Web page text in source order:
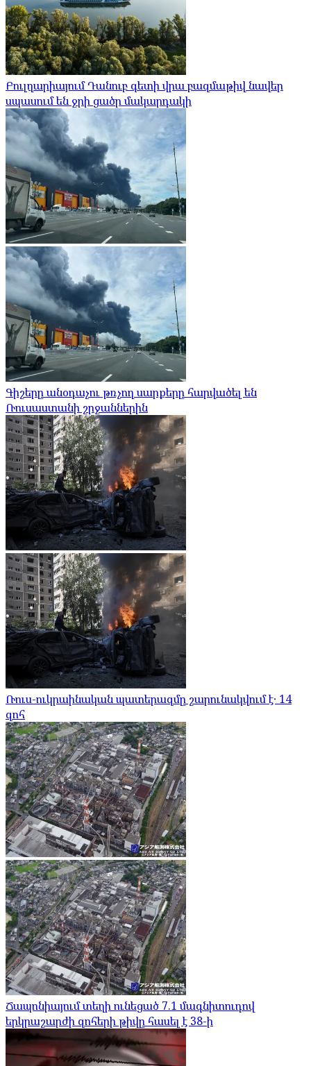
Բուլղարիայում Դանուբ գետի վրա բազմաթիվ նավեր
սպասում են ջրի ցածր մակարդակի
Գիշերը անօդաչու թռչող սարքերը հարվածել են
Ռուսաստանի շրջաններին
Ռուս-ուկրաինական պատերազմը շարունակվում է․ 14
զոհ
Ճապոնիայում տեղի ունեցած 7.1 մագնիտուդով
երկրաշարժի զոհերի թիվը հասել է 38-ի